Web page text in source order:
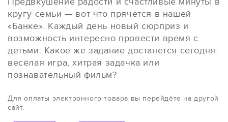
кругу семьи — вот что прячется в нашей
«Банке». Каждый день новый сюрприз и
возможность интересно провести время с
детьми. Какое же задание достанется сегодня:
весёлая игра, хитрая задачка или
познавательный фильм?
Для оплаты электронного товара вы перейдёте на другой
сайт.